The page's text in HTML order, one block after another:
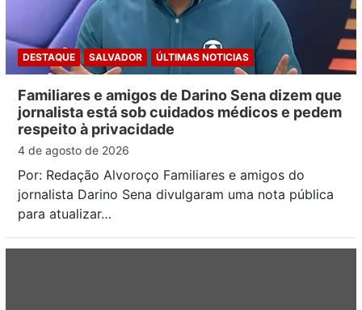
DESTAQUE SALVADOR ÚLTIMAS NOTICIAS
Familiares e amigos de Darino Sena dizem que
jornalista está sob cuidados médicos e pedem
respeito à privacidade
4 de agosto de 2026
Por: Redação Alvoroço Familiares e amigos do
jornalista Darino Sena divulgaram uma nota pública
para atualizar…